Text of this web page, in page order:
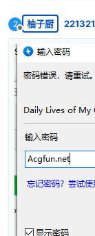
2
离线
柚子厨 221321